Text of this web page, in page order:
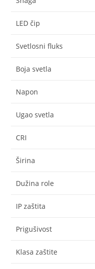
LED čip
Svetlosni fluks
Boja svetla
Napon
Ugao svetla
CRI
Širina
Dužina role
IP zaštita
Prigušivost
Klasa zaštite